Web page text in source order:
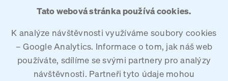
Tato webová stránka používá cookies.
K analýze návštěvnosti využíváme soubory cookies
– Google Analytics. Informace o tom, jak náš web
používáte, sdílíme se svými partnery pro analýzy
návštěvnosti. Partneři tyto údaje mohou